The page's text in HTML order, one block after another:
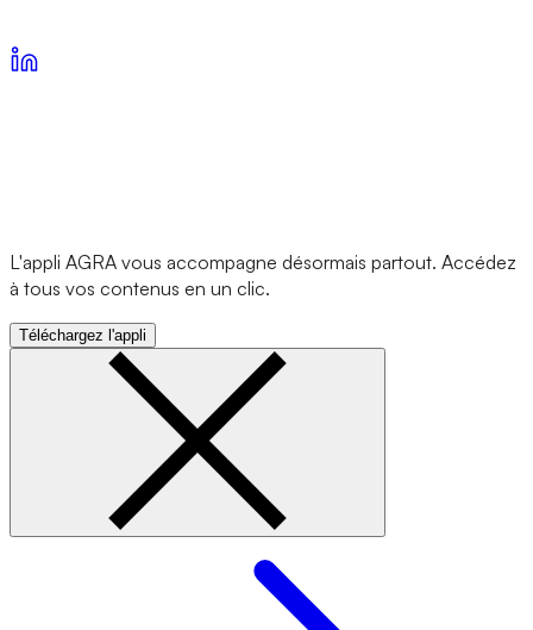
L'appli AGRA vous accompagne désormais partout. Accédez
à tous vos contenus en un clic.
Téléchargez l'appli